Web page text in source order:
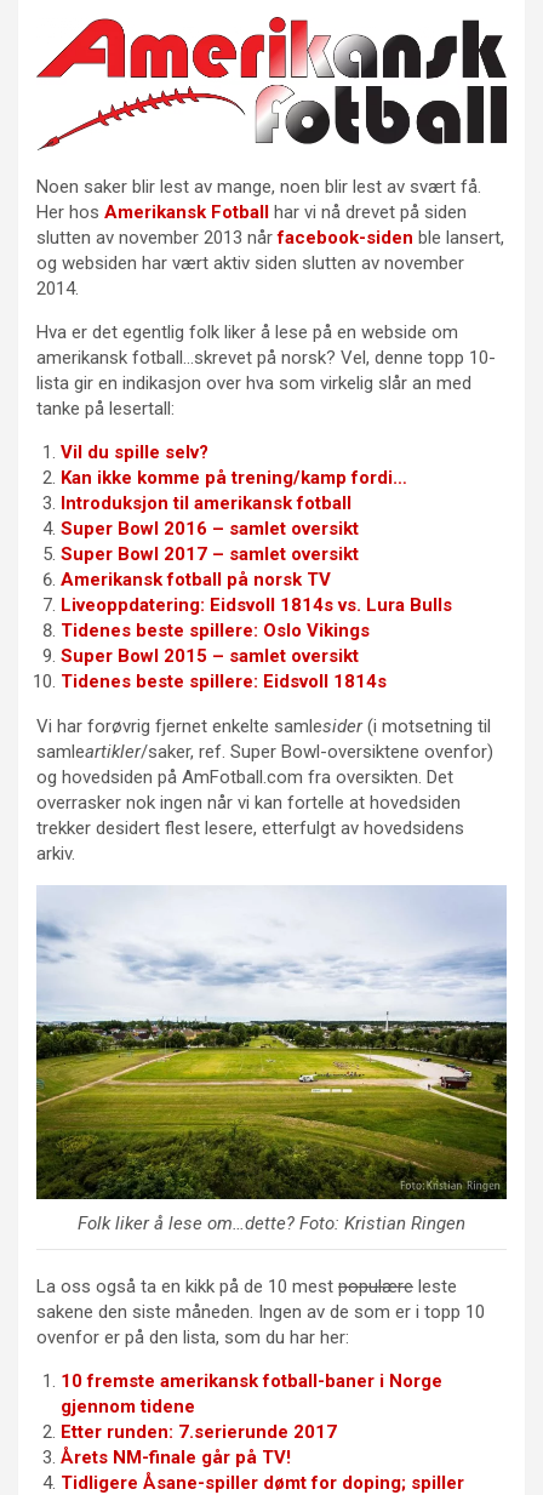
Noen saker blir lest av mange, noen blir lest av svært få.
Her hos Amerikansk Fotball har vi nå drevet på siden
slutten av november 2013 nårfacebook-siden ble lansert,
og websiden har vært aktiv siden slutten av november
2014.
Hva er det egentlig folk liker å lese på en webside om
amerikansk fotball…skrevet på norsk? Vel, denne topp 10-
lista gir en indikasjon over hva som virkelig slår an med
tanke på lesertall:
Vil du spille selv?
Kan ikke komme på trening/kamp fordi…
Introduksjon til amerikansk fotball
Super Bowl 2016 – samlet oversikt
Super Bowl 2017 – samlet oversikt
Amerikansk fotball på norsk TV
Liveoppdatering: Eidsvoll 1814s vs. Lura Bulls
Tidenes beste spillere: Oslo Vikings
Super Bowl 2015 – samlet oversikt
Tidenes beste spillere: Eidsvoll 1814s
Vi har forøvrig fjernet enkelte samlesider(i motsetning til
samleartikler/saker, ref. Super Bowl-oversiktene ovenfor)
og hovedsiden på AmFotball.com fra oversikten. Det
overrasker nok ingen når vi kan fortelle at hovedsiden
trekker desidert flest lesere, etterfulgt av hovedsidens
arkiv.
Folk liker å lese om…dette? Foto: Kristian Ringen
La oss også ta en kikk på de 10 mest populære leste
sakene den siste måneden. Ingen av de som er i topp 10
ovenfor er på den lista, som du har her:
10 fremste amerikansk fotball-baner i Norge
gjennom tidene
Etter runden: 7.serierunde 2017
Årets NM-finale går på TV!
Tidligere Åsane-spiller dømt for doping; spiller